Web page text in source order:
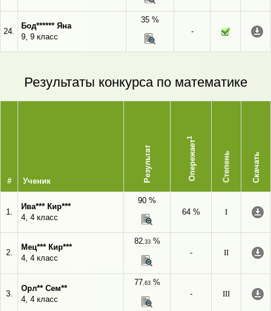
24.
Бод****** Яна
9, 9 класс
35 %
-
Результаты конкурса по математике
# Ученик Результат Опережает
1
Степень Скачать
1.
Ива*** Кир***
4, 4 класс
90 %
64 %
I
2.
Мец*** Кир***
4, 4 класс
82,33%
-
II
3.
Орл** Сем**
4, 4 класс
77,63%
-
III